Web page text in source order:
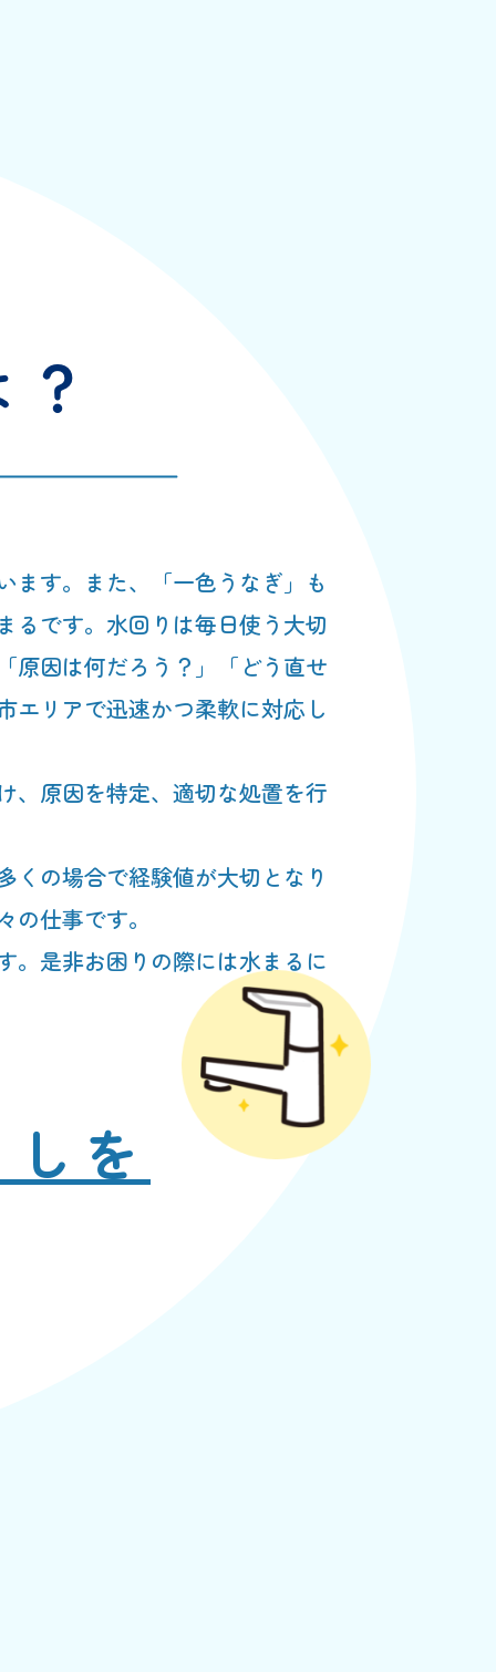
ます。また、「一色うなぎ」も
るです。水回りは毎日使う大切
原因は何だろう？」「どう直せ
エリアで迅速かつ柔軟に対応し
、原因を特定、適切な処置を行
くの場合で経験値が大切となり
仕事です。
。是非お困りの際には水まるに
を